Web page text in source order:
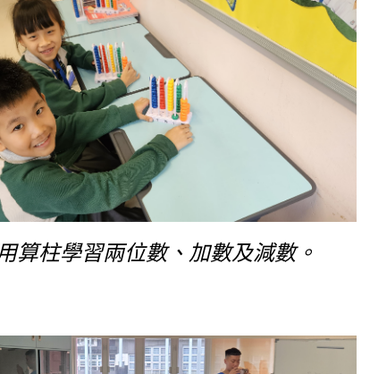
算柱學習兩位數、加數及減數。